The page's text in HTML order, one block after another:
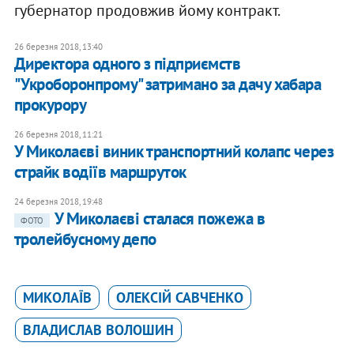
губернатор продовжив йому контракт.
26 березня 2018, 13:40
Директора одного з підприємств
"Укроборонпрому" затримано за дачу хабара
прокурору
26 березня 2018, 11:21
У Миколаєві виник транспортний колапс через
страйк водіїв маршруток
24 березня 2018, 19:48
ФОТО
У Миколаєві сталася пожежа в
тролейбусному депо
МИКОЛАЇВ
ОЛЕКСІЙ САВЧЕНКО
ВЛАДИСЛАВ ВОЛОШИН